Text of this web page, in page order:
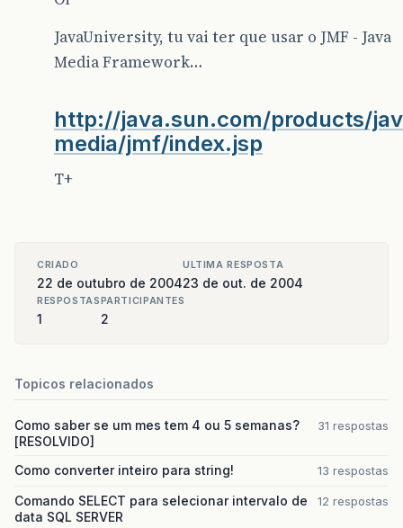
JavaUniversity, tu vai ter que usar o JMF - Java
Media Framework…
http://java.sun.com/products/
media/jmf/index.jsp
T+
CRIADO
22 de outubro de 2004
ULTIMA RESPOSTA
23 de out. de 2004
RESPOSTAS
1
PARTICIPANTES
2
Topicos relacionados
Como saber se um mes tem 4 ou 5 semanas?
[RESOLVIDO]
31 respostas
Como converter inteiro para string! 13 respostas
Comando SELECT para selecionar intervalo de
data SQL SERVER
12 respostas